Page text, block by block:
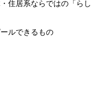
住居系ならではの「らし
ルできるもの